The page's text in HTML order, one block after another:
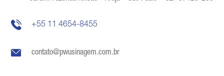
+55 11 4654-8455
contato@pwusinagem.com.br